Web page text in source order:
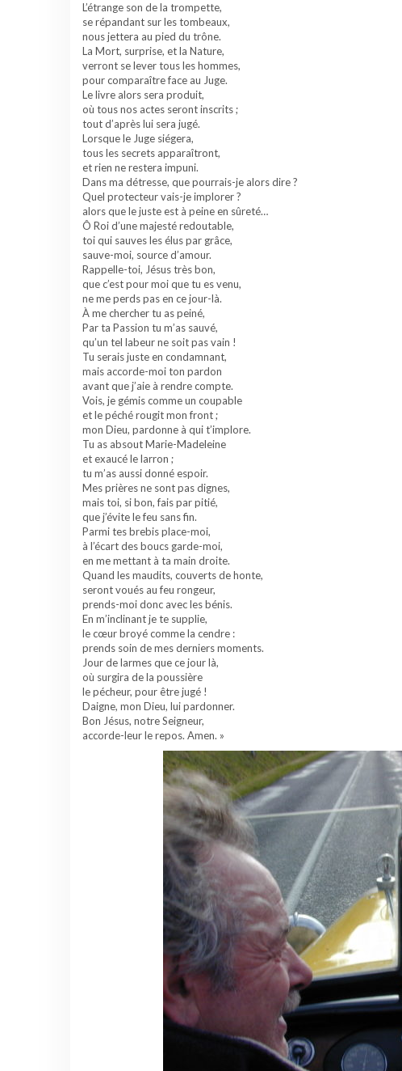
L’étrange son de la trompette,
se répandant sur les tombeaux,
nous jettera au pied du trône.
La Mort, surprise, et la Nature,
verront se lever tous les hommes,
pour comparaître face au Juge.
Le livre alors sera produit,
où tous nos actes seront inscrits ;
tout d’après lui sera jugé.
Lorsque le Juge siégera,
tous les secrets apparaîtront,
et rien ne restera impuni.
Dans ma détresse, que pourrais-je alors dire ?
Quel protecteur vais-je implorer ?
alors que le juste est à peine en sûreté…
Ô Roi d’une majesté redoutable,
toi qui sauves les élus par grâce,
sauve-moi, source d’amour.
Rappelle-toi, Jésus très bon,
que c’est pour moi que tu es venu,
ne me perds pas en ce jour-là.
À me chercher tu as peiné,
Par ta Passion tu m’as sauvé,
qu’un tel labeur ne soit pas vain !
Tu serais juste en condamnant,
mais accorde-moi ton pardon
avant que j’aie à rendre compte.
Vois, je gémis comme un coupable
et le péché rougit mon front ;
mon Dieu, pardonne à qui t’implore.
Tu as absout Marie-Madeleine
et exaucé le larron ;
tu m’as aussi donné espoir.
Mes prières ne sont pas dignes,
mais toi, si bon, fais par pitié,
que j’évite le feu sans fin.
Parmi tes brebis place-moi,
à l’écart des boucs garde-moi,
en me mettant à ta main droite.
Quand les maudits, couverts de honte,
seront voués au feu rongeur,
prends-moi donc avec les bénis.
En m’inclinant je te supplie,
le cœur broyé comme la cendre :
prends soin de mes derniers moments.
Jour de larmes que ce jour là,
où surgira de la poussière
le pécheur, pour être jugé !
Daigne, mon Dieu, lui pardonner.
Bon Jésus, notre Seigneur,
accorde-leur le repos. Amen. »